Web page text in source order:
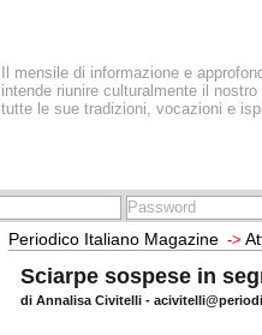
Il mensile di informazione e
intende riunire culturalmente il
tutte le sue tradizioni, vocazioni e
Periodico Italiano Magazine ->
Sciarpe sospese in
di Annalisa Civitelli -